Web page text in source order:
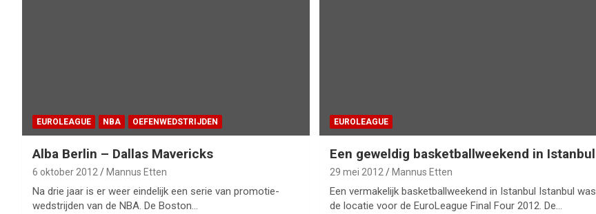
EUROLEAGUE NBA OEFENWEDSTRIJDEN
Alba Berlin – Dallas Mavericks
6 oktober 2012 Mannus Etten
Na drie jaar is er weer eindelijk een serie van promotie-
wedstrijden van de NBA. De Boston…
EUROLEAGUE
Een geweldig basketballweekend in Istanbul
29 mei 2012 Mannus Etten
Een vermakelijk basketballweekend in Istanbul Istanbul was
de locatie voor de EuroLeague Final Four 2012. De…